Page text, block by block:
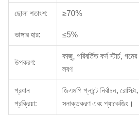
ছোলা শতাংশ: ≥70%
ভাঙ্গার হার: ≤5%
উপকরণ:
কাজু, পরিবর্তিত কর্ন স্টার্চ,
লবণ
প্রধান
প্রক্রিয়া:
জিএমপি প্লান্টে নির্বাচন,
সনাক্তকরণ এবং প্যাকেজিং।